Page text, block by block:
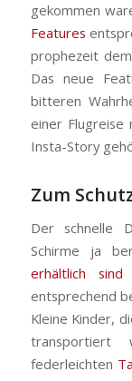
gekommen
Features
prophezeit
Das neue
bitteren
einer Flugreise
Insta-Story
Zum
Der schnelle
Schirme ja
erhältlich sind
entsprechend
Kleine Kinder,
federleichten